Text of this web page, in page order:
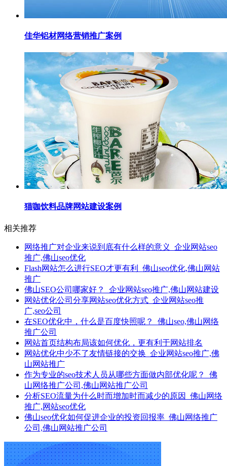
佳华铝材网络营销推广案例
猫咖饮料品牌网站建设案例
相关推荐
网络推广对企业来说到底有什么样的意义_企业网站seo
推广,佛山seo优化
Flash网站怎么进行SEO才更有利_佛山seo优化,佛山网站
推广
佛山SEO公司哪家好？_企业网站seo推广,佛山网站建设
网站优化公司分享网站seo优化方式_企业网站seo推
广,seo公司
在SEO优化中，什么是百度快照呢？_佛山seo,佛山网络
推广公司
网站首页结构布局该如何优化，更有利于网站排名
网站优化中少不了友情链接的交换_企业网站seo推广,佛
山网站推广
作为专业的seo技术人员从哪些方面做内部优化呢？_佛
山网络推广公司,佛山网站推广公司
分析SEO流量为什么时而增加时而减少的原因_佛山网络
推广,网站seo优化
佛山seo优化如何促进企业的投资回报率_佛山网络推广
公司,佛山网站推广公司